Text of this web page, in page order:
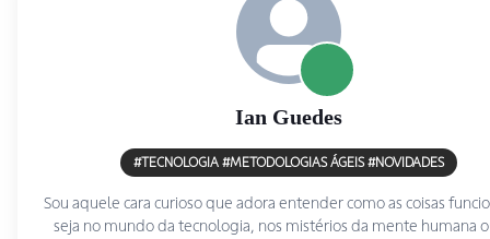
Ian Guedes
#TECNOLOGIA #METODOLOGIAS ÁGEIS #NOVIDADES
Sou aquele cara curioso que adora entender como as coisas
seja no mundo da tecnologia, nos mistérios da mente humana